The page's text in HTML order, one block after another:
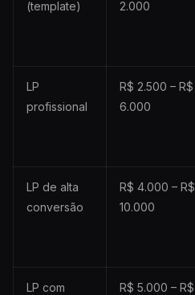
(template)
2.000
LP
profissional
R$ 2.500 – R$
6.000
LP de alta
conversão
R$ 4.000 – R$
10.000
LP com
R$ 5.000 – R$